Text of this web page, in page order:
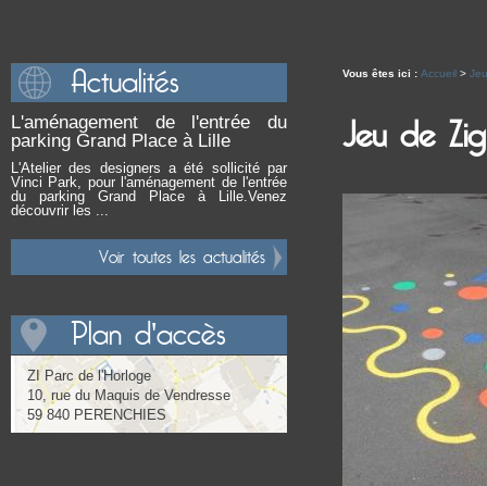
Vous êtes ici : Accueil >
Jeu de
Actualités
L'aménagement de l'entrée du
parking Grand Place à Lille
L'Atelier des designers a été sollicité par
Vinci Park, pour l'aménagement de l'entrée
du parking Grand Place à Lille.Venez
découvrir les ...
Voir toutes les actualités
Plan d'accès
ZI Parc de l'Horloge
10, rue du Maquis de Vendresse
59 840 PERENCHIES